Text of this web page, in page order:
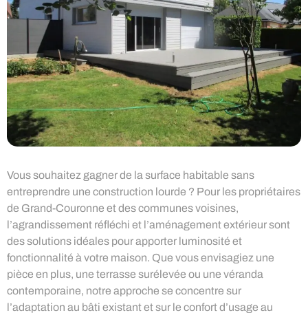
Vous souhaitez gagner de la surface habitable sans
entreprendre une construction lourde ? Pour les propriétaires
de Grand-Couronne et des communes voisines,
l’agrandissement réfléchi et l’aménagement extérieur sont
des solutions idéales pour apporter luminosité et
fonctionnalité à votre maison. Que vous envisagiez une
pièce en plus, une terrasse surélevée ou une véranda
contemporaine, notre approche se concentre sur
l’adaptation au bâti existant et sur le confort d’usage au